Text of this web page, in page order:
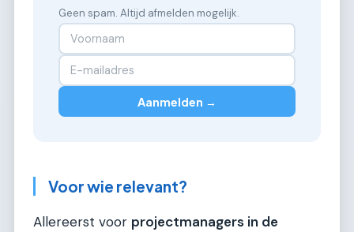
Geen spam. Altijd afmelden mogelijk.
Aanmelden →
Voor wie relevant?
Allereerst voor projectmanagers in de